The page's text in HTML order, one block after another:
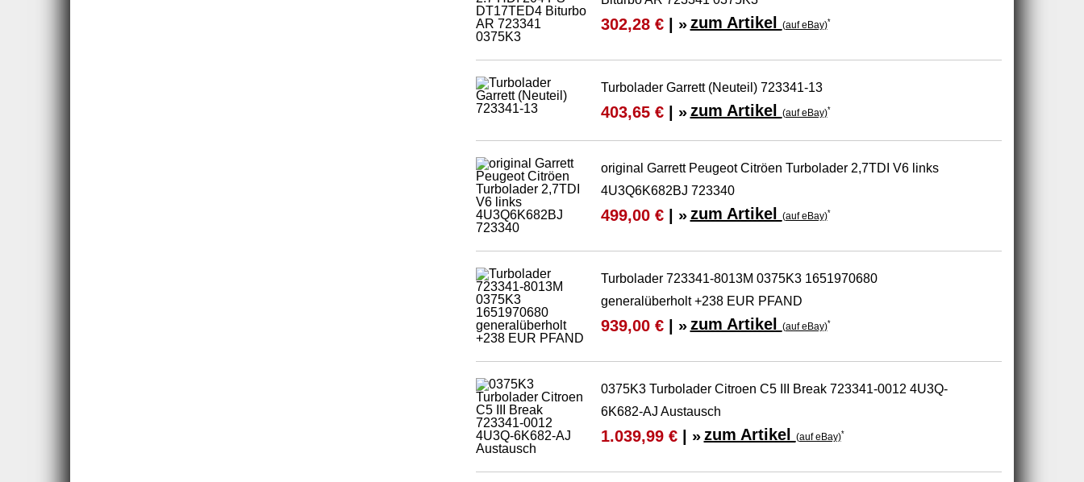
302,28 €| » zum Artikel (auf eBay)*
Turbolader Garrett (Neuteil) 723341-13
403,65 €| » zum Artikel (auf eBay)*
original Garrett Peugeot Citröen Turbolader 2,7TDI V6 links
4U3Q6K682BJ 723340
499,00 €| » zum Artikel (auf eBay)*
Turbolader 723341-8013M 0375K3 1651970680
generalüberholt +238 EUR PFAND
939,00 €| » zum Artikel (auf eBay)*
0375K3 Turbolader Citroen C5 III Break 723341-0012 4U3Q-
6K682-AJ Austausch
1.039,99 €| » zum Artikel (auf eBay)*